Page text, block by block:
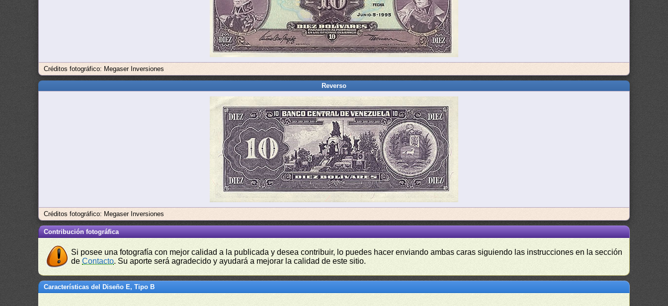
Créditos fotográfico: Megaser Inversiones
Reverso
Créditos fotográfico: Megaser Inversiones
Contribución fotográfica
Si posee una fotografía con mejor calidad a la publicada y desea contribuir, lo puedes hacer enviando ambas caras siguiendo las instrucciones en la sección
deContacto. Su aporte será agradecido y ayudará a mejorar la calidad de este sitio.
Características del Diseño E, Tipo B